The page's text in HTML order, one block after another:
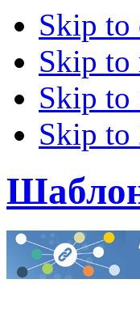
Skip to
Skip to
Skip to
Skip to